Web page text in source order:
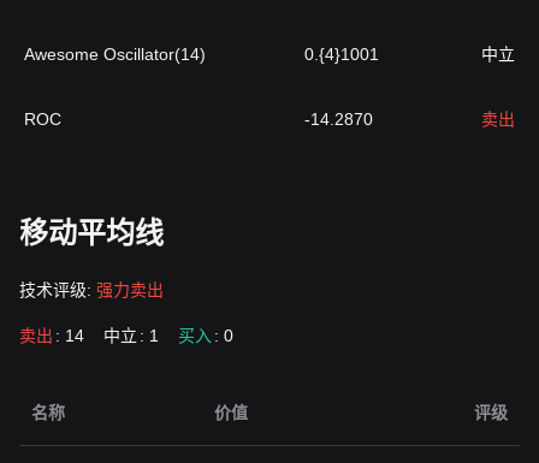
Awesome Oscillator(14) 0.{4}1001 中立
ROC -14.2870 卖出
移动平均线
技术评级: 强力卖出
卖出 : 14 中立 : 1 买入 : 0
名称 价值 评级